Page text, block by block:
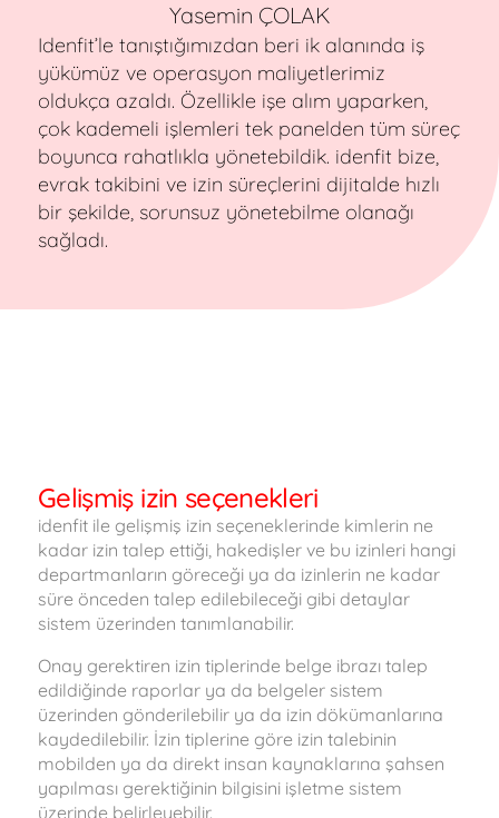
Yasemin ÇOLAK
Idenfit’le tanıştığımızdan beri ik alanında iş
yükümüz ve operasyon maliyetlerimiz
oldukça azaldı. Özellikle işe alım yaparken,
çok kademeli işlemleri tek panelden tüm süreç
boyunca rahatlıkla yönetebildik. idenfit bize,
evrak takibini ve izin süreçlerini dijitalde hızlı
bir şekilde, sorunsuz yönetebilme olanağı
sağladı.
Gelişmiş izin seçenekleri
idenfit ile gelişmiş izin seçeneklerinde kimlerin ne
kadar izin talep ettiği, hakedişler ve bu izinleri hangi
departmanların göreceği ya da izinlerin ne kadar
süre önceden talep edilebileceği gibi detaylar
sistem üzerinden tanımlanabilir.
Onay gerektiren izin tiplerinde belge ibrazı talep
edildiğinde raporlar ya da belgeler sistem
üzerinden gönderilebilir ya da izin dökümanlarına
kaydedilebilir. İzin tiplerine göre izin talebinin
mobilden ya da direkt insan kaynaklarına şahsen
yapılması gerektiğinin bilgisini işletme sistem
üzerinde belirleyebilir.